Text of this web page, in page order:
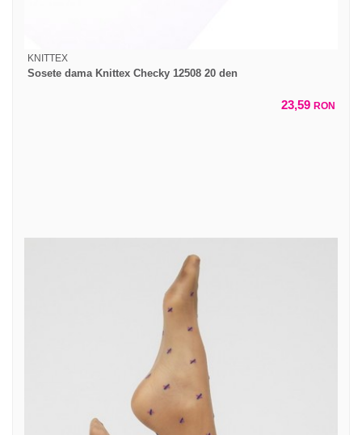
KNITTEX
Sosete dama Knittex Checky 12508 20 den
23,59 RON